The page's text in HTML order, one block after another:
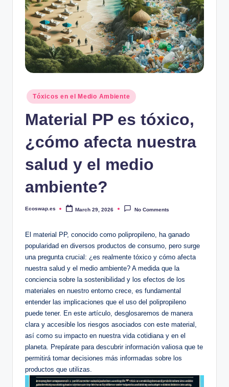
Posted
in
Tóxicos en el Medio Ambiente
Material PP es tóxico,
¿cómo afecta nuestra
salud y el medio
ambiente?
Posted
Ecoswap.es March 29, 2026 No Comments
El material PP, conocido como polipropileno, ha ganado
popularidad en diversos productos de consumo, pero surge
una pregunta crucial: ¿es realmente tóxico y cómo afecta
nuestra salud y el medio ambiente? A medida que la
conciencia sobre la sostenibilidad y los efectos de los
materiales en nuestro entorno crece, es fundamental
entender las implicaciones que el uso del polipropileno
puede tener. En este artículo, desglosaremos de manera
clara y accesible los riesgos asociados con este material,
así como su impacto en nuestra vida cotidiana y en el
planeta. Prepárate para descubrir información valiosa que te
permitirá tomar decisiones más informadas sobre los
productos que utilizas.